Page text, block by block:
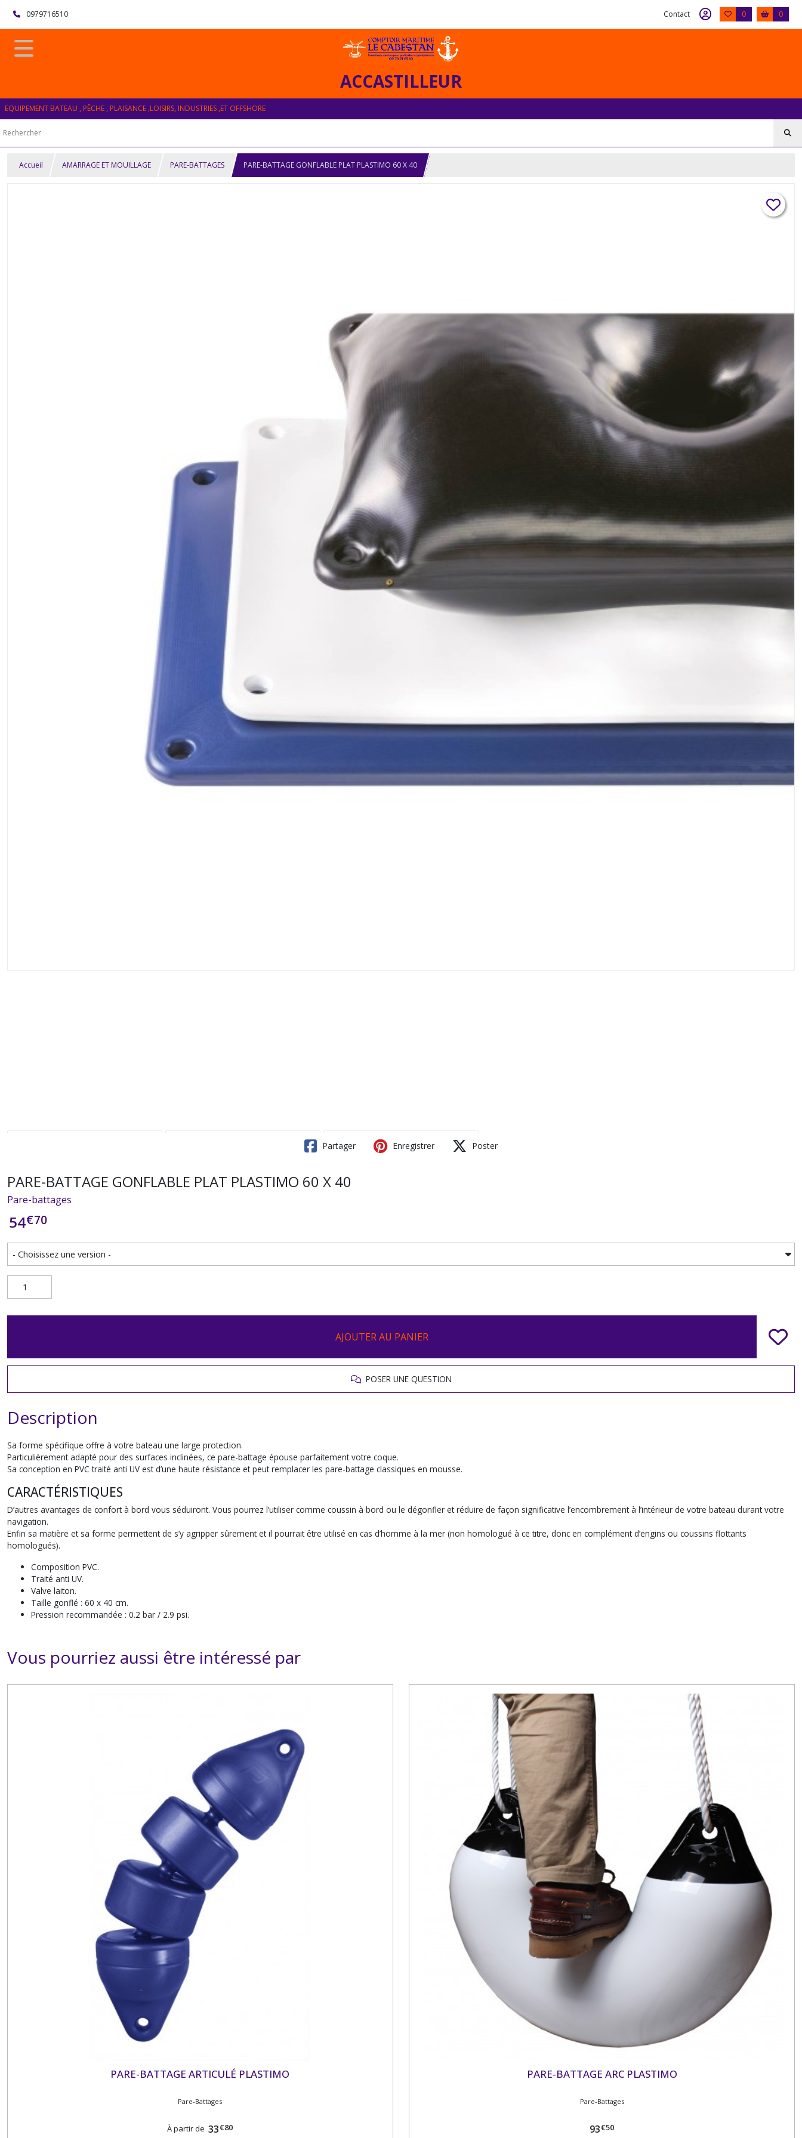
0979716510 Contact 0 0
ACCASTILLEUR
EQUIPEMENT BATEAU , PÊCHE , PLAISANCE ,LOISIRS, INDUSTRIES ,ET OFFSHORE
Accueil AMARRAGE ET MOUILLAGE PARE-BATTAGES PARE-BATTAGE GONFLABLE PLAT PLASTIMO 60 X 40
Partager Enregistrer Poster
PARE-BATTAGE GONFLABLE PLAT PLASTIMO 60 X 40
Pare-battages
54€70
AJOUTER AU PANIER
POSER UNE QUESTION
Description
Sa forme spécifique offre à votre bateau une large protection.
Particulièrement adapté pour des surfaces inclinées, ce pare-battage épouse parfaitement votre coque.
Sa conception en PVC traité anti UV est d’une haute résistance et peut remplacer les pare-battage classiques en mousse.
CARACTÉRISTIQUES
D’autres avantages de confort à bord vous séduiront. Vous pourrez l’utiliser comme coussin à bord ou le dégonfler et réduire de façon significative l’encombrement à l’intérieur de votre bateau durant votre
navigation.
Enfin sa matière et sa forme permettent de s’y agripper sûrement et il pourrait être utilisé en cas d’homme à la mer (non homologué à ce titre, donc en complément d’engins ou coussins flottants
homologués).
Composition PVC.
Traité anti UV.
Valve laiton.
Taille gonflé : 60 x 40 cm.
Pression recommandée : 0.2 bar / 2.9 psi.
Vous pourriez aussi être intéressé par
PARE-BATTAGE ARTICULÉ PLASTIMO
Pare-Battages
À partir de 33€80
PARE-BATTAGE ARC PLASTIMO
Pare-Battages
93€50